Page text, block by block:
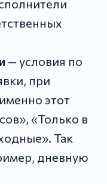
— условия по
при
этот
«Только в
Так
дневную